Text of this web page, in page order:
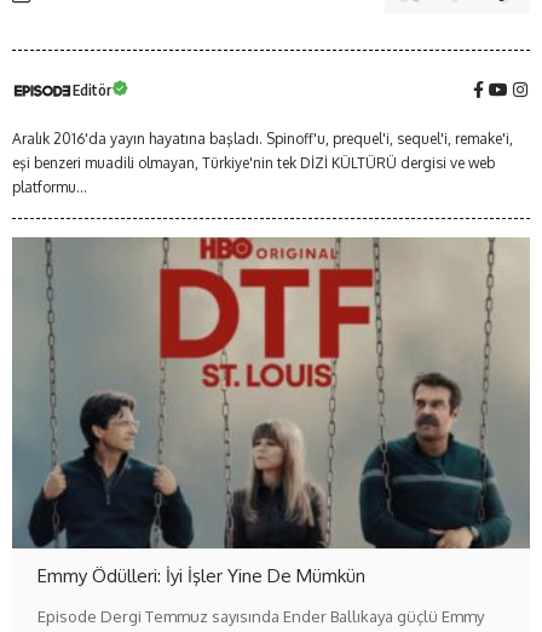
Editör
Aralık 2016'da yayın hayatına başladı. Spinoff'u, prequel'i, sequel'i, remake'i,
eşi benzeri muadili olmayan, Türkiye'nin tek DİZİ KÜLTÜRÜ dergisi ve web
platformu...
Emmy Ödülleri: İyi İşler Yine De Mümkün
Episode Dergi Temmuz sayısında Ender Ballıkaya güçlü Emmy